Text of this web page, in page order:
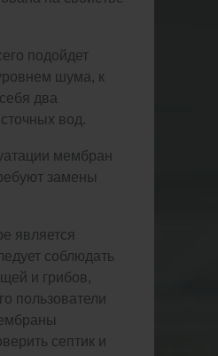
подойдет
шума, к
два
вод.
мембран
замены
является
соблюдать
и грибов,
пользователи
септик и